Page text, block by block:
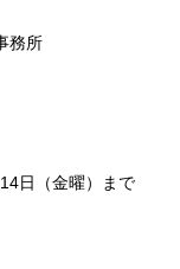
務所
日（金曜）まで